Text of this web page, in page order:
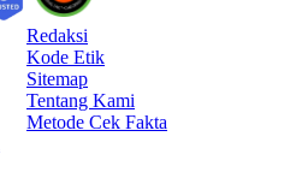
Redaksi
Kode Etik
Sitemap
Tentang Kami
Metode Cek Fakta